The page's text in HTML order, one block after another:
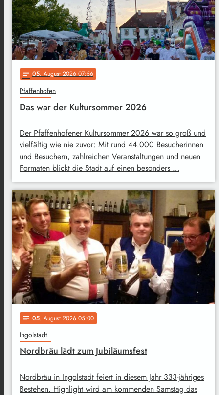
notes 05. August 2026 07:56
Pfaffenhofen
Das war der Kultursommer 2026
Der Pfaffenhofener Kultursommer 2026 war so groß und
vielfältig wie nie zuvor: Mit rund 44.000 Besucherinnen
und Besuchern, zahlreichen Veranstaltungen und neuen
Formaten blickt die Stadt auf einen besonders …
notes 05. August 2026 05:00
Ingolstadt
Nordbräu lädt zum Jubiläumsfest
Nordbräu in Ingolstadt feiert in diesem Jahr 333-jähriges
Bestehen. Highlight wird am kommenden Samstag das